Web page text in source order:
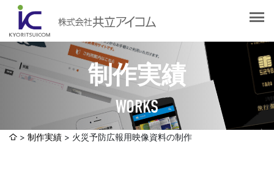
制作実績
WORKS
会社概要
社長挨拶
企業理念
認証取得
SDGsへの取り組みについて
選ばれる理由
Web制作・ホームページ制作
システム開発
制作実績
制作実績 火災予防広報用映像資料の制作